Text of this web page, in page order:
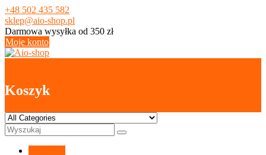
Skip
to
content
+48 502 435 582
sklep@aio-shop.pl
Darmowa wysyłka od 350 zł
Moje konto
Koszyk